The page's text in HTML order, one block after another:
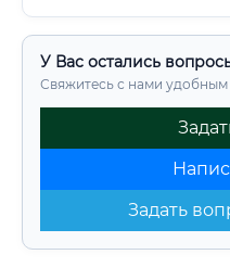
У Вас остались
Свяжитесь с нами
Задать